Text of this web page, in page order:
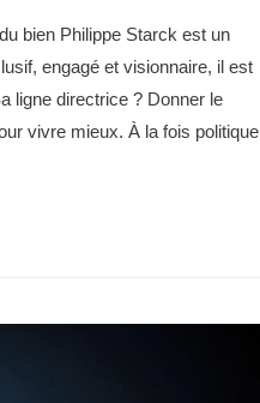
bien Philippe Starck est un
engagé et visionnaire, il est
ligne directrice ? Donner le
vivre mieux. À la fois politique